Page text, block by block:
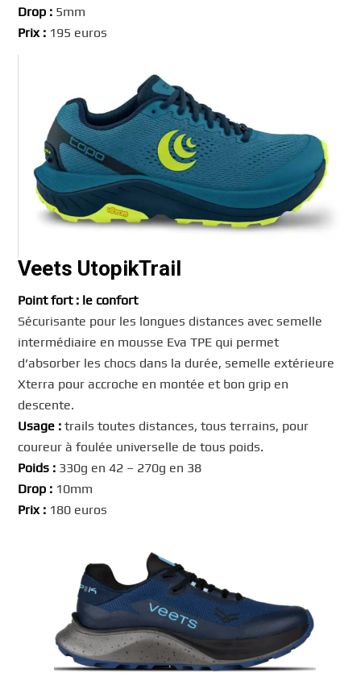
Drop : 5mm
Prix : 195 euros
Veets UtopikTrail
Point fort : le confort
Sécurisante pour les longues distances avec semelle
intermédiaire en mousse Eva TPE qui permet
d’absorber les chocs dans la durée, semelle extérieure
Xterra pour accroche en montée et bon grip en
descente.
Usage : trails toutes distances, tous terrains, pour
coureur à foulée universelle de tous poids.
Poids : 330g en 42 – 270g en 38
Drop : 10mm
Prix : 180 euros